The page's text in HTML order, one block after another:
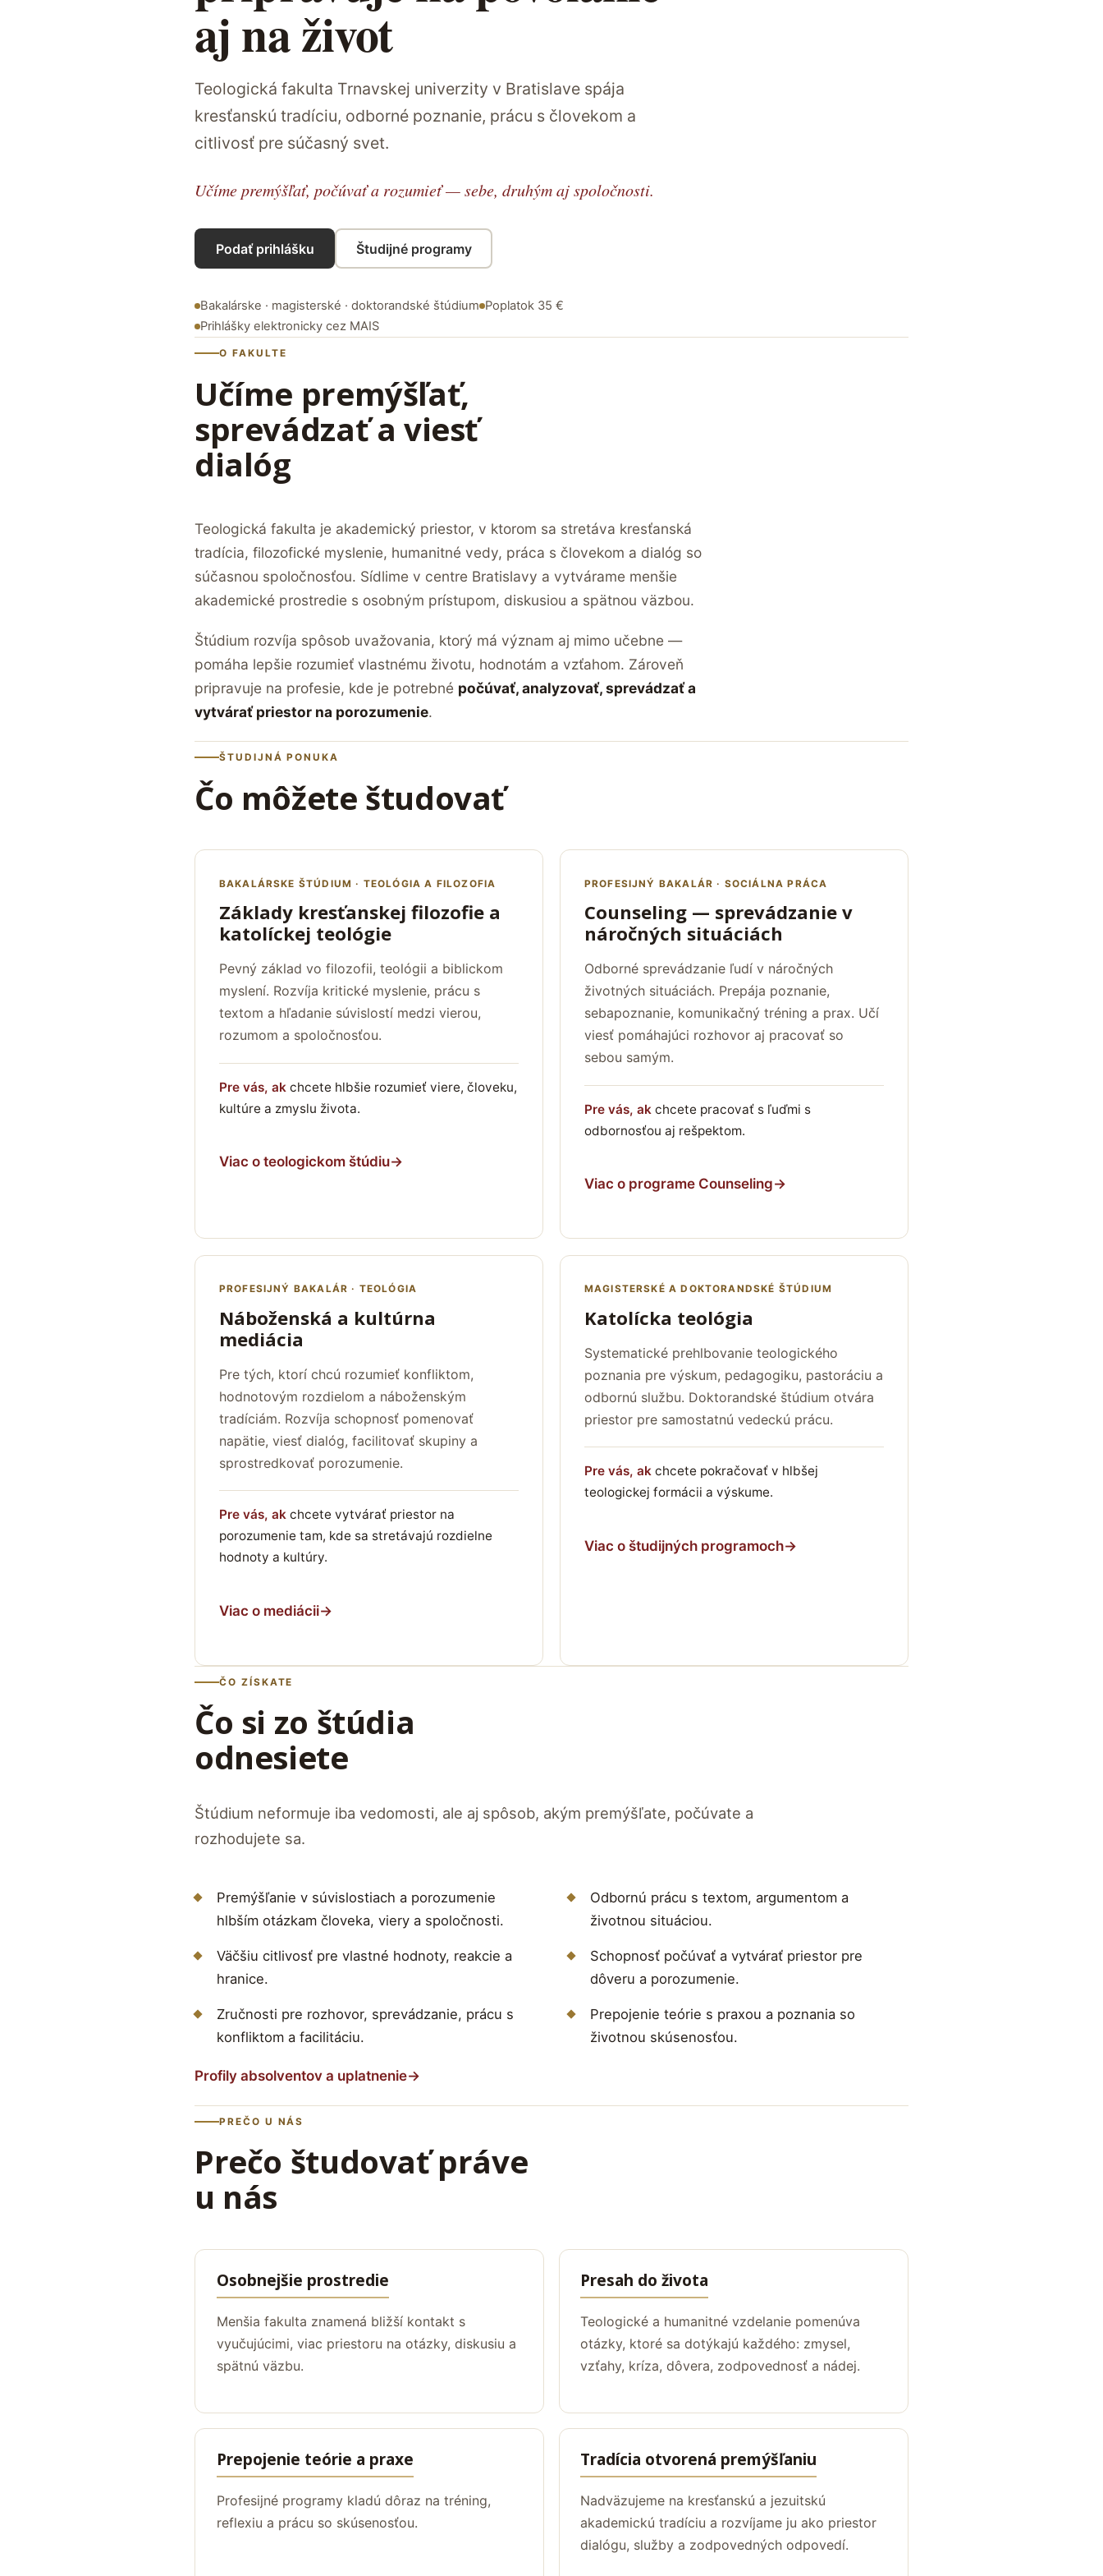
aj na život
Teologická fakulta Trnavskej univerzity v Bratislave spája
kresťanskú tradíciu, odborné poznanie, prácu s človekom a
citlivosť pre súčasný svet.
Učíme premýšľať, počúvať a rozumieť — sebe, druhým aj spoločnosti.
Podať prihlášku Študijné programy
Bakalárske · magisterské · doktorandské štúdium Poplatok 35 €
Prihlášky elektronicky cez MAIS
O FAKULTE
Učíme premýšľať,
sprevádzať a viesť
dialóg
Teologická fakulta je akademický priestor, v ktorom sa stretáva kresťanská
tradícia, filozofické myslenie, humanitné vedy, práca s človekom a dialóg so
súčasnou spoločnosťou. Sídlime v centre Bratislavy a vytvárame menšie
akademické prostredie s osobným prístupom, diskusiou a spätnou väzbou.
Štúdium rozvíja spôsob uvažovania, ktorý má význam aj mimo učebne —
pomáha lepšie rozumieť vlastnému životu, hodnotám a vzťahom. Zároveň
pripravuje na profesie, kde je potrebné počúvať, analyzovať, sprevádzať a
vytvárať priestor na porozumenie.
ŠTUDIJNÁ PONUKA
Čo môžete študovať
BAKALÁRSKE ŠTÚDIUM · TEOLÓGIA A FILOZOFIA
Základy kresťanskej filozofie a
katolíckej teológie
Pevný základ vo filozofii, teológii a biblickom
myslení. Rozvíja kritické myslenie, prácu s
textom a hľadanie súvislostí medzi vierou,
rozumom a spoločnosťou.
Pre vás, ak chcete hlbšie rozumieť viere, človeku,
kultúre a zmyslu života.
Viac o teologickom štúdiu→
PROFESIJNÝ BAKALÁR · SOCIÁLNA PRÁCA
Counseling — sprevádzanie v
náročných situáciách
Odborné sprevádzanie ľudí v náročných
životných situáciách. Prepája poznanie,
sebapoznanie, komunikačný tréning a prax. Učí
viesť pomáhajúci rozhovor aj pracovať so
sebou samým.
Pre vás, ak chcete pracovať s ľuďmi s
odbornosťou aj rešpektom.
Viac o programe Counseling→
PROFESIJNÝ BAKALÁR · TEOLÓGIA
Náboženská a kultúrna
mediácia
Pre tých, ktorí chcú rozumieť konfliktom,
hodnotovým rozdielom a náboženským
tradíciám. Rozvíja schopnosť pomenovať
napätie, viesť dialóg, facilitovať skupiny a
sprostredkovať porozumenie.
Pre vás, akchcete vytvárať priestor na
porozumenie tam, kde sa stretávajú rozdielne
hodnoty a kultúry.
Viac o mediácii→
MAGISTERSKÉ A DOKTORANDSKÉ ŠTÚDIUM
Katolícka teológia
Systematické prehlbovanie teologického
poznania pre výskum, pedagogiku, pastoráciu a
odbornú službu. Doktorandské štúdium otvára
priestor pre samostatnú vedeckú prácu.
Pre vás, akchcete pokračovať v hlbšej
teologickej formácii a výskume.
Viac o študijných programoch→
ČO ZÍSKATE
Čo si zo štúdia
odnesiete
Štúdium neformuje iba vedomosti, ale aj spôsob, akým premýšľate, počúvate a
rozhodujete sa.
Premýšľanie v súvislostiach a porozumenie
hlbším otázkam človeka, viery a spoločnosti.
Odbornú prácu s textom, argumentom a
životnou situáciou.
Väčšiu citlivosť pre vlastné hodnoty, reakcie a
hranice.
Schopnosť počúvať a vytvárať priestor pre
dôveru a porozumenie.
Zručnosti pre rozhovor, sprevádzanie, prácu s
konfliktom a facilitáciu.
Prepojenie teórie s praxou a poznania so
životnou skúsenosťou.
Profily absolventov a uplatnenie→
PREČO U NÁS
Prečo študovať práve
u nás
Osobnejšie prostredie
Menšia fakulta znamená bližší kontakt s
vyučujúcimi, viac priestoru na otázky, diskusiu a
spätnú väzbu.
Presah do života
Teologické a humanitné vzdelanie pomenúva
otázky, ktoré sa dotýkajú každého: zmysel,
vzťahy, kríza, dôvera, zodpovednosť a nádej.
Prepojenie teórie a praxe
Profesijné programy kladú dôraz na tréning,
reflexiu a prácu so skúsenosťou.
Tradícia otvorená premýšľaniu
Nadväzujeme na kresťanskú a jezuitskú
akademickú tradíciu a rozvíjame ju ako priestor
dialógu, služby a zodpovedných odpovedí.